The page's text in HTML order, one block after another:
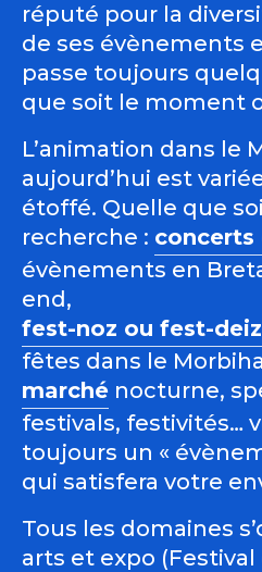
réputé pour la
de ses évènements
passe toujours
que soit le moment
L’animation dans le
aujourd’hui est
étoffé. Quelle que
recherche : concerts
évènements en
end,
fest-noz ou fest-
fêtes dans le
marché nocturne,
festivals, festivités…
toujours un «
qui satisfera votre
Tous les domaines
arts et expo